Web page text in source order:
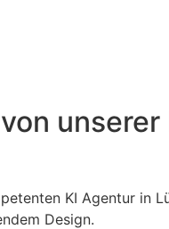
KI Agentur in
Design.